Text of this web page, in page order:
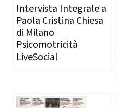
Intervista Integrale a
Paola Cristina Chiesa
di Milano
Psicomotricità
LiveSocial